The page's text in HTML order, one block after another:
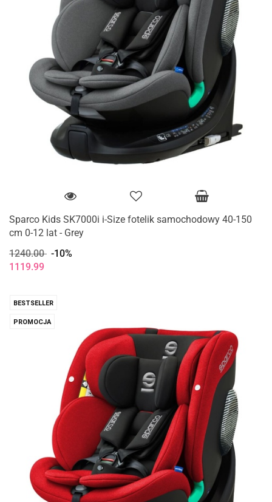
Sparco Kids SK7000i i-Size fotelik samochodowy 40-150
cm 0-12 lat - Grey
1240.00 -10%
1119.99
BESTSELLER
PROMOCJA